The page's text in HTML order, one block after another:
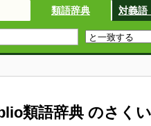
類語辞典 対義語
類語辞典 のさく